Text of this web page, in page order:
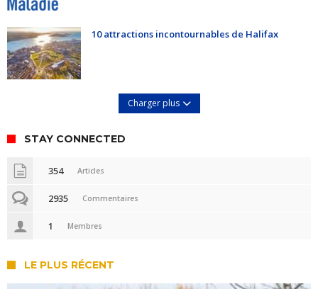
10 attractions incontournables de Halifax
Charger plus
STAY CONNECTED
354 Articles
2935 Commentaires
1 Membres
LE PLUS RÉCENT